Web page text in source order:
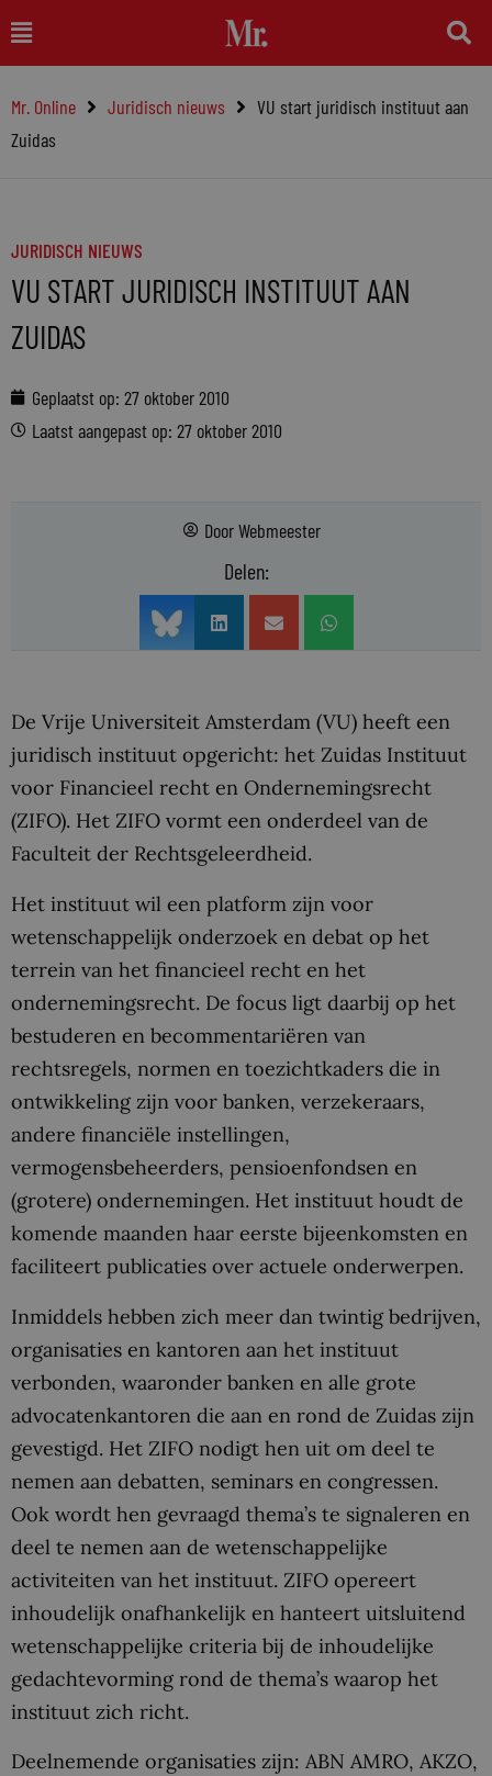
naar
inhoud
Main
Menu
Mr. Online Juridisch nieuws
VU start juridisch instituut aan
Zuidas
JURIDISCH NIEUWS
VU START JURIDISCH INSTITUUT AAN
ZUIDAS
Geplaatst op: 27 oktober 2010
Laatst aangepast op: 27 oktober 2010
DoorWebmeester
Delen:
De Vrije Universiteit Amsterdam (VU) heeft een
juridisch instituut opgericht: het Zuidas Instituut
voor Financieel recht en Ondernemingsrecht
(ZIFO). Het ZIFO vormt een onderdeel van de
Faculteit der Rechtsgeleerdheid.
Het instituut wil een platform zijn voor
wetenschappelijk onderzoek en debat op het
terrein van het financieel recht en het
ondernemingsrecht. De focus ligt daarbij op het
bestuderen en becommentariëren van
rechtsregels, normen en toezichtkaders die in
ontwikkeling zijn voor banken, verzekeraars,
andere financiële instellingen,
vermogensbeheerders, pensioenfondsen en
(grotere) ondernemingen. Het instituut houdt de
komende maanden haar eerste bijeenkomsten en
faciliteert publicaties over actuele onderwerpen.
Inmiddels hebben zich meer dan twintig bedrijven,
organisaties en kantoren aan het instituut
verbonden, waaronder banken en alle grote
advocatenkantoren die aan en rond de Zuidas zijn
gevestigd. Het ZIFO nodigt hen uit om deel te
nemen aan debatten, seminars en congressen.
Ook wordt hen gevraagd thema’s te signaleren en
deel te nemen aan de wetenschappelijke
activiteiten van het instituut. ZIFO opereert
inhoudelijk onafhankelijk en hanteert uitsluitend
wetenschappelijke criteria bij de inhoudelijke
gedachtevorming rond de thema’s waarop het
instituut zich richt.
Deelnemende organisaties zijn: ABN AMRO, AKZO,